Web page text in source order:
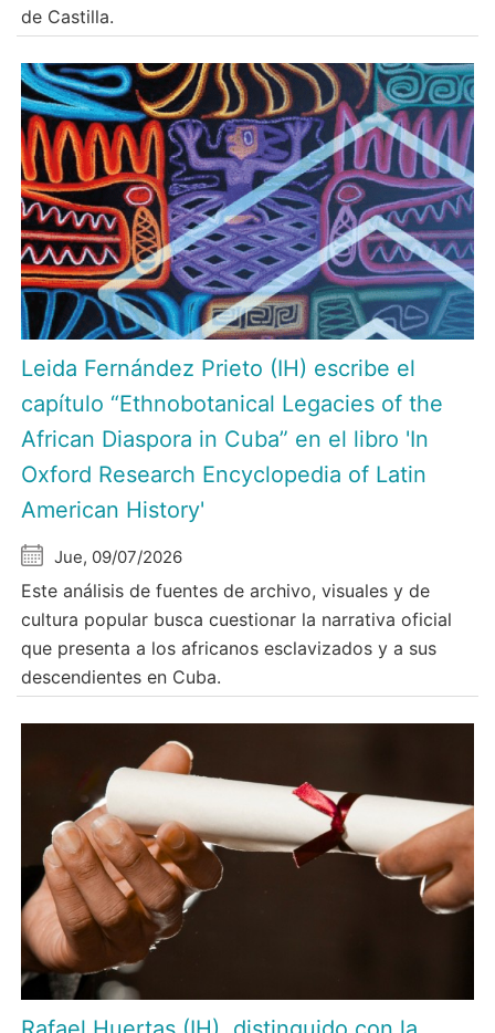
de Castilla.
Leida Fernández Prieto (IH) escribe el
capítulo “Ethnobotanical Legacies of the
African Diaspora in Cuba” en el libro 'In
Oxford Research Encyclopedia of Latin
American History'
Jue, 09/07/2026
Este análisis de fuentes de archivo, visuales y de
cultura popular busca cuestionar la narrativa oficial
que presenta a los africanos esclavizados y a sus
descendientes en Cuba.